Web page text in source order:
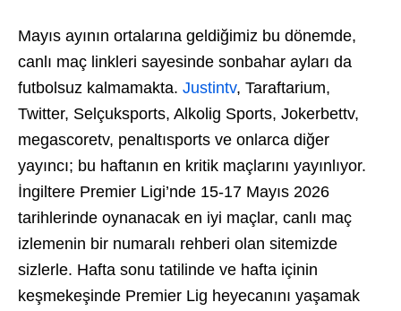
Mayıs ayının ortalarına geldiğimiz bu dönemde,
canlı maç linkleri sayesinde sonbahar ayları da
futbolsuz kalmamakta. Justintv, Taraftarium,
Twitter, Selçuksports, Alkolig Sports, Jokerbettv,
megascoretv, penaltısports ve onlarca diğer
yayıncı; bu haftanın en kritik maçlarını yayınlıyor.
İngiltere Premier Ligi’nde 15-17 Mayıs 2026
tarihlerinde oynanacak en iyi maçlar, canlı maç
izlemenin bir numaralı rehberi olan sitemizde
sizlerle. Hafta sonu tatilinde ve hafta içinin
keşmekeşinde Premier Lig heyecanını yaşamak